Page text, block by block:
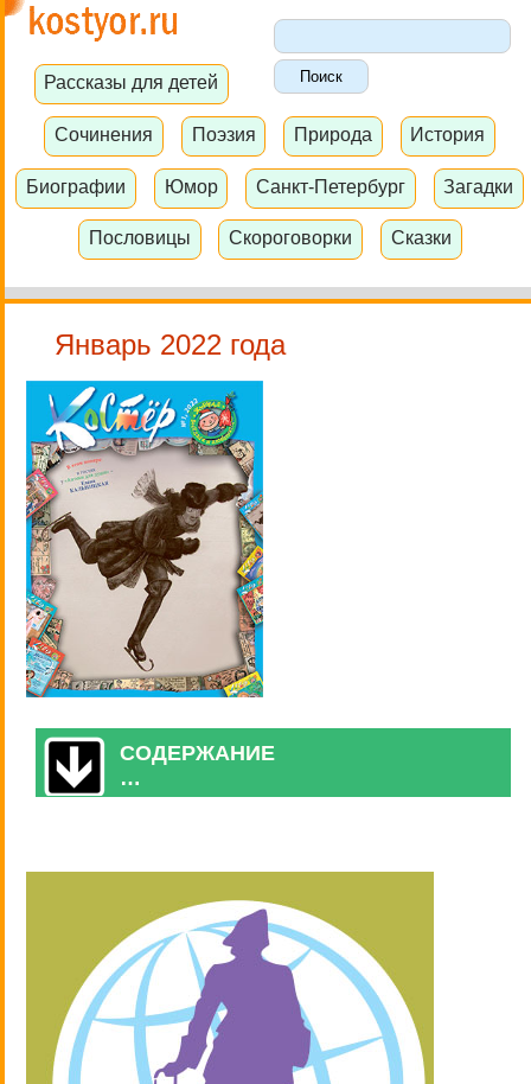
Рассказы для детей
Сочинения Поэзия Природа История
Биографии Юмор Санкт-Петербург Загадки
Пословицы Скороговорки Сказки
Январь 2022 года
СОДЕРЖАНИЕ
…